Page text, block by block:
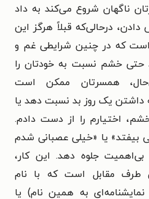
ناگهان شروع می‌کند به داد
درحالی‌که قبلاً هرگز این
است که در چنین شرایطی غم و
حتی خشم نسبت به خودتان را
همسرتان ممکن است
داشتن یک روز بد نسبت دهد یا
اختیارم را از دست دادم.
بیفتد» یا «خیلی عصبانی شدم
جلوه دهد. این کار،
طرف مقابل است که با نام
الهام از نمایشنامه‌ای به همین نام) یا